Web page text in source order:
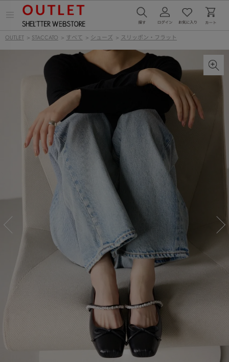
ー
を
OUTLET > STACCATO > すべて > シューズ > スリッポン・フラット